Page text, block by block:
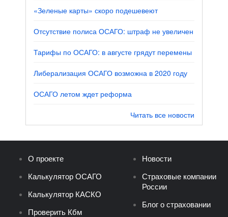
«Зеленые карты» скоро подешевеют
Отсутствие полиса ОСАГО: штраф не увеличен
Тарифы по ОСАГО: в августе грядут перемены
Либерализация ОСАГО возможна в 2020 году
ОСАГО летом ждет реформа
Читать все новости
О проекте
Калькулятор ОСАГО
Калькулятор КАСКО
Проверить Кбм
Новости
Страховые компании
России
Блог о страховании